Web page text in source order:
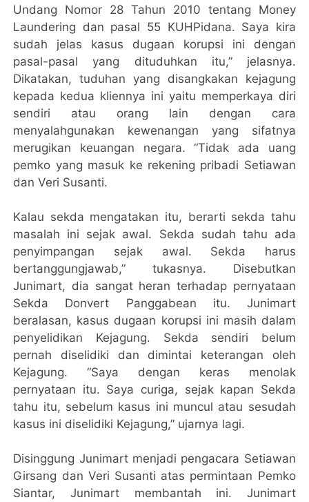
Undang Nomor 28 Tahun 2010 tentang Money
Laundering dan pasal 55 KUHPidana. Saya kira
sudah jelas kasus dugaan korupsi ini dengan
pasal-pasal yang dituduhkan itu,” jelasnya.
Dikatakan, tuduhan yang disangkakan kejagung
kepada kedua kliennya ini yaitu memperkaya diri
sendiri atau orang lain dengan cara
menyalahgunakan kewenangan yang sifatnya
merugikan keuangan negara. “Tidak ada uang
pemko yang masuk ke rekening pribadi Setiawan
dan Veri Susanti.
Kalau sekda mengatakan itu, berarti sekda tahu
masalah ini sejak awal. Sekda sudah tahu ada
penyimpangan sejak awal. Sekda harus
bertanggungjawab,” tukasnya. Disebutkan
Junimart, dia sangat heran terhadap pernyataan
Sekda Donvert Panggabean itu. Junimart
beralasan, kasus dugaan korupsi ini masih dalam
penyelidikan Kejagung. Sekda sendiri belum
pernah diselidiki dan dimintai keterangan oleh
Kejagung. “Saya dengan keras menolak
pernyataan itu. Saya curiga, sejak kapan Sekda
tahu itu, sebelum kasus ini muncul atau sesudah
kasus ini diselidiki Kejagung,” ujarnya lagi.
Disinggung Junimart menjadi pengacara Setiawan
Girsang dan Veri Susanti atas permintaan Pemko
Siantar, Junimart membantah ini. Junimart